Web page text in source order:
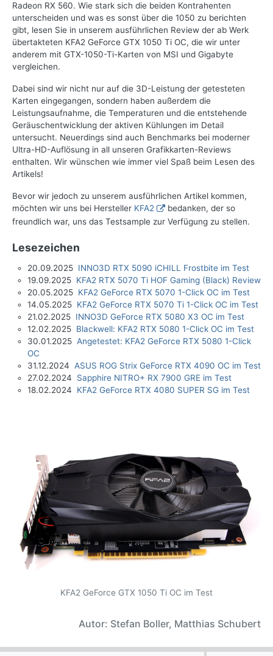
Radeon RX 560. Wie stark sich die beiden Kontrahenten
unterscheiden und was es sonst über die 1050 zu berichten
gibt, lesen Sie in unserem ausführlichen Review der ab Werk
übertakteten KFA2 GeForce GTX 1050 Ti OC, die wir unter
anderem mit GTX-1050-Ti-Karten von MSI und Gigabyte
vergleichen.
Dabei sind wir nicht nur auf die 3D-Leistung der getesteten
Karten eingegangen, sondern haben außerdem die
Leistungsaufnahme, die Temperaturen und die entstehende
Geräuschentwicklung der aktiven Kühlungen im Detail
untersucht. Neuerdings sind auch Benchmarks bei moderner
Ultra-HD-Auflösung in all unseren Grafikkarten-Reviews
enthalten. Wir wünschen wie immer viel Spaß beim Lesen des
Artikels!
Bevor wir jedoch zu unserem ausführlichen Artikel kommen,
möchten wir uns bei Hersteller KFA2
bedanken, der so
freundlich war, uns das Testsample zur Verfügung zu stellen.
Lesezeichen
20.09.2025 INNO3D RTX 5090 iCHILL Frostbite im Test
19.09.2025 KFA2 RTX 5070 Ti HOF Gaming (Black) Review
20.05.2025 KFA2 GeForce RTX 5070 1-Click OC im Test
14.05.2025 KFA2 GeForce RTX 5070 Ti 1-Click OC im Test
21.02.2025 INNO3D GeForce RTX 5080 X3 OC im Test
12.02.2025 Blackwell: KFA2 RTX 5080 1-Click OC im Test
30.01.2025 Angetestet: KFA2 GeForce RTX 5080 1-Click
OC
31.12.2024 ASUS ROG Strix GeForce RTX 4090 OC im Test
27.02.2024 Sapphire NITRO+ RX 7900 GRE im Test
18.02.2024 KFA2 GeForce RTX 4080 SUPER SG im Test
KFA2 GeForce GTX 1050 Ti OC im Test
Autor: Stefan Boller, Matthias Schubert